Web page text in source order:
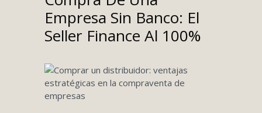
Empresa Sin Banco: El
Seller Finance Al 100%